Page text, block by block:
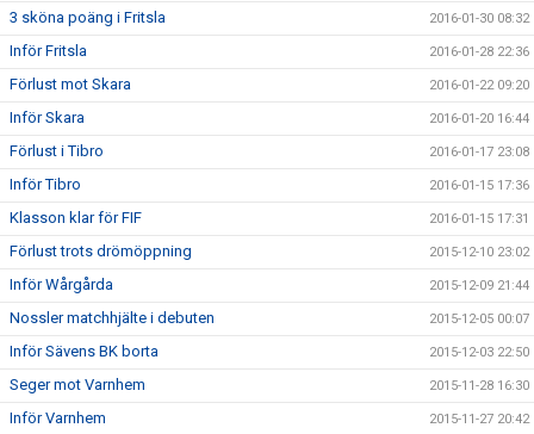
3 sköna poäng i Fritsla 2016-01-30 08:32
Inför Fritsla 2016-01-28 22:36
Förlust mot Skara 2016-01-22 09:20
Inför Skara 2016-01-20 16:44
Förlust i Tibro 2016-01-17 23:08
Inför Tibro 2016-01-15 17:36
Klasson klar för FIF 2016-01-15 17:31
Förlust trots drömöppning 2015-12-10 23:02
Inför Wårgårda 2015-12-09 21:44
Nossler matchhjälte i debuten 2015-12-05 00:07
Inför Sävens BK borta 2015-12-03 22:50
Seger mot Varnhem 2015-11-28 16:30
Inför Varnhem 2015-11-27 20:42